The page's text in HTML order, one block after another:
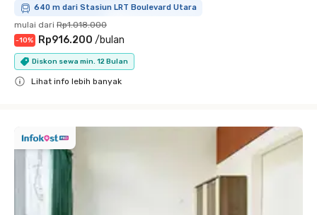
640 m dari Stasiun LRT Boulevard Utara
mulai dari Rp1.018.000
-10% Rp916.200 /bulan
Diskon sewa min. 12 Bulan
Lihat info lebih banyak